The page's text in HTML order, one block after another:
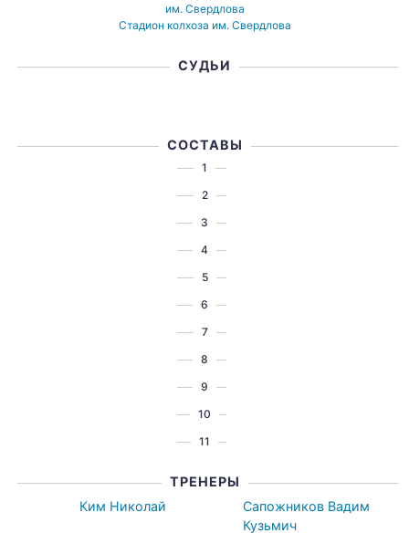
им. Свердлова
Стадион колхоза им. Свердлова
СУДЬИ
СОСТАВЫ
1
2
3
4
5
6
7
8
9
10
11
ТРЕНЕРЫ
Ким Николай
Сапожников Вадим
Кузьмич